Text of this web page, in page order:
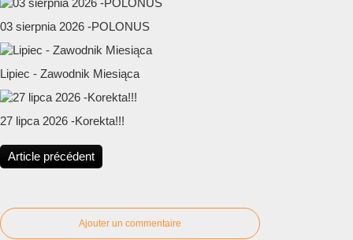
03 sierpnia 2026 -POLONUS
Lipiec - Zawodnik Miesiąca
27 lipca 2026 -Korekta!!!
Article précédent
Ajouter un commentaire